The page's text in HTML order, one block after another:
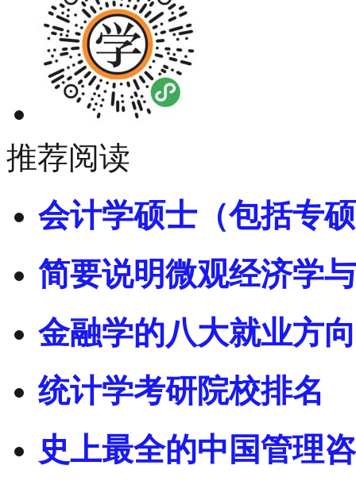
推荐阅读
会计学硕士（包括专
简要说明微观经济学
金融学的八大就业方
统计学考研院校排名
史上最全的中国管理